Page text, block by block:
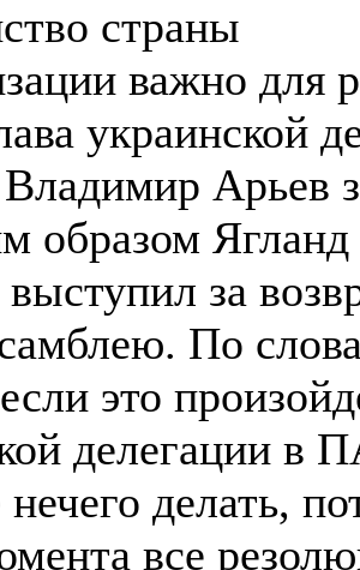
страны
важно для
украинской
Арьев
образом Ягланд
за
По
это
делегации в
делать,
все